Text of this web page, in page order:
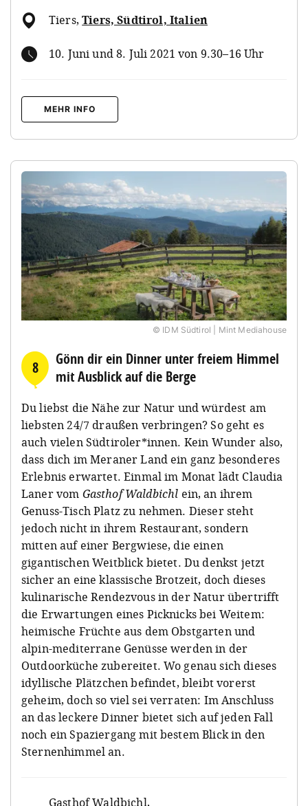
Tiers,Tiers, Südtirol, Italien
10. Juni und 8. Juli 2021 von 9.30–16 Uhr
MEHR INFO
© IDM Südtirol | Mint Mediahouse
8
Gönn dir ein Dinner unter freiem Himmel
mit Ausblick auf die Berge
Du liebst die Nähe zur Natur und würdest am
liebsten 24/7 draußen verbringen? So geht es
auch vielen Südtiroler*innen. Kein Wunder also,
dass dich im Meraner Land ein ganz besonderes
Erlebnis erwartet. Einmal im Monat lädt Claudia
Laner vom Gasthof Waldbichl ein, an ihrem
Genuss-Tisch Platz zu nehmen. Dieser steht
jedoch nicht in ihrem Restaurant, sondern
mitten auf einer Bergwiese, die einen
gigantischen Weitblick bietet. Du denkst jetzt
sicher an eine klassische Brotzeit, doch dieses
kulinarische Rendezvous in der Natur übertrifft
die Erwartungen eines Picknicks bei Weitem:
heimische Früchte aus dem Obstgarten und
alpin-mediterrane Genüsse werden in der
Outdoorküche zubereitet. Wo genau sich dieses
idyllische Plätzchen befindet, bleibt vorerst
geheim, doch so viel sei verraten: Im Anschluss
an das leckere Dinner bietet sich auf jeden Fall
noch ein Spaziergang mit bestem Blick in den
Sternenhimmel an.
Gasthof Waldbichl,